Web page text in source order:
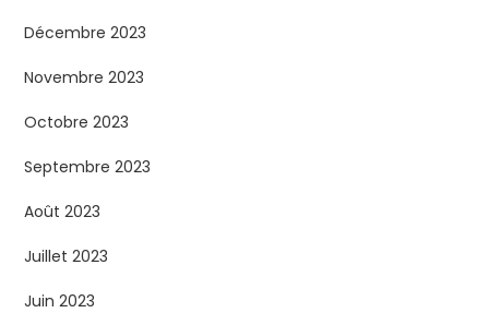
Décembre 2023
Novembre 2023
Octobre 2023
Septembre 2023
Août 2023
Juillet 2023
Juin 2023